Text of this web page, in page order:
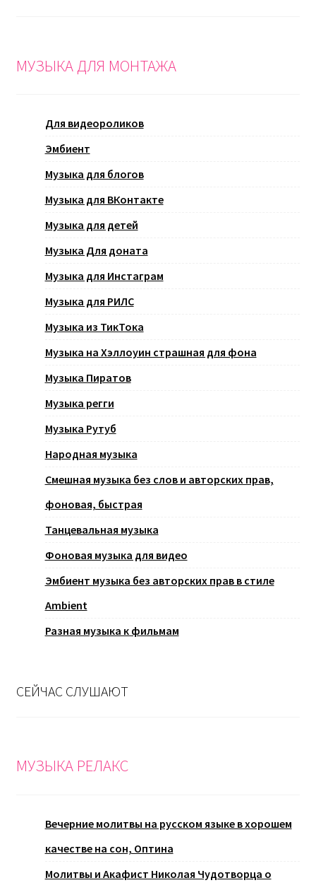
МУЗЫКА ДЛЯ МОНТАЖА
Для видеороликов
Эмбиент
Музыка для блогов
Музыка для ВКонтакте
Музыка для детей
Музыка Для доната
Музыка для Инстаграм
Музыка для РИЛС
Музыка из ТикТока
Музыка на Хэллоуин страшная для фона
Музыка Пиратов
Музыка регги
Музыка Рутуб
Народная музыка
Смешная музыка без слов и авторских прав,
фоновая, быстрая
Танцевальная музыка
Фоновая музыка для видео
Эмбиент музыка без авторских прав в стиле
Ambient
Разная музыка к фильмам
СЕЙЧАС СЛУШАЮТ
МУЗЫКА РЕЛАКС
Вечерние молитвы на русском языке в хорошем
качестве на сон, Оптина
Молитвы и Акафист Николая Чудотворца о